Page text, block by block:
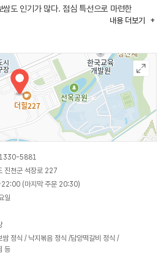
도 인기가 많다. 점심 특선으로 마련한
내용 더보기
5881
진천군 석장로 227
(마지막 주문 20:30)
일
쌈 정식 / 낙지볶음 정식 /담양떡갈비 정식 /
등